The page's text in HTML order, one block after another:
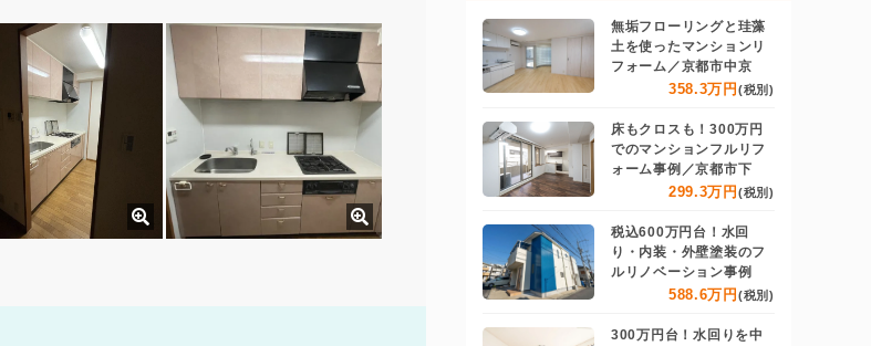
無垢フローリングと珪藻
土を使ったマンションリ
フォーム／京都市中京
358.3万円 (税別)
床もクロスも！300万円
でのマンションフルリフ
ォーム事例／京都市下
299.3万円 (税別)
税込600万円台！水回
り・内装・外壁塗装のフ
ルリノベーション事例
588.6万円 (税別)
300万円台！水回りを中